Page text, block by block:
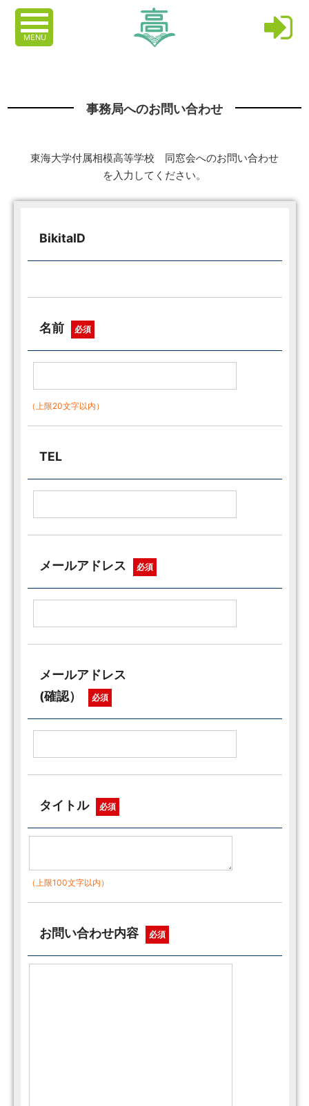
MENU
事務局へのお問い合わせ
東海大学付属相模高等学校 同窓会へのお問い合わせ
を入力してください。
BikitaID
名前 必須
（上限20文字以内）
TEL
メールアドレス 必須
メールアドレス
(確認）
必須
タイトル 必須
（上限100文字以内）
お問い合わせ内容 必須